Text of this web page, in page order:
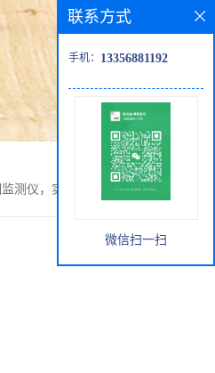
测仪，实时检测查看数据
联系方式
手机： 13356881192
微信扫一扫